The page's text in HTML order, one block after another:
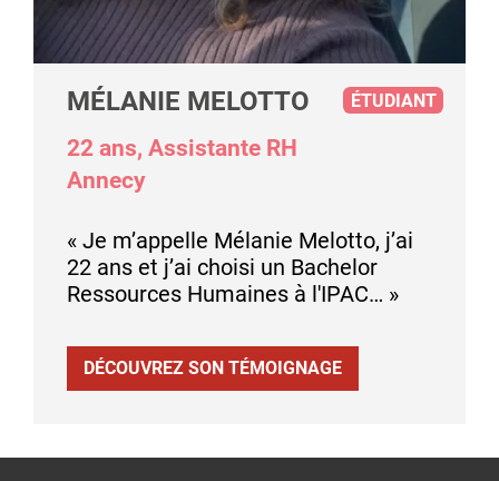
MÉLANIE MELOTTO
22 ans, Assistante RH
Annecy
« Je m’appelle Mélanie Melotto, j’ai
22 ans et j’ai choisi un Bachelor
Ressources Humaines à l'IPAC… »
ÉTUDIANT
DÉCOUVREZ SON TÉMOIGNAGE